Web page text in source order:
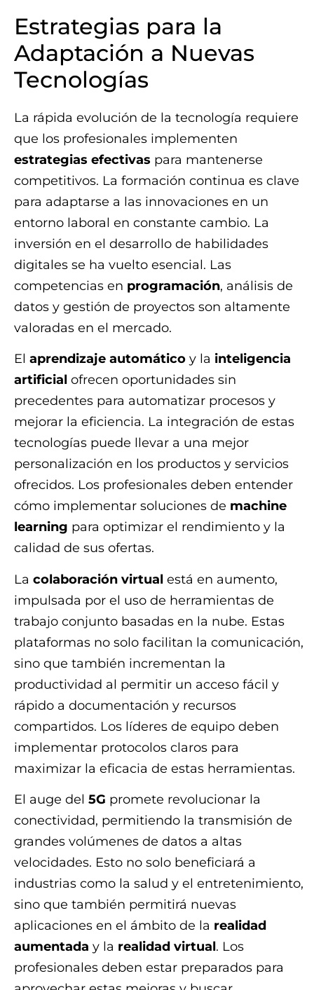
Estrategias para la
Adaptación a Nuevas
Tecnologías
La rápida evolución de la tecnología requiere
que los profesionales implementen
estrategias efectivas para mantenerse
competitivos. La formación continua es clave
para adaptarse a las innovaciones en un
entorno laboral en constante cambio. La
inversión en el desarrollo de habilidades
digitales se ha vuelto esencial. Las
competencias en programación, análisis de
datos y gestión de proyectos son altamente
valoradas en el mercado.
El aprendizaje automático y la inteligencia
artificial ofrecen oportunidades sin
precedentes para automatizar procesos y
mejorar la eficiencia. La integración de estas
tecnologías puede llevar a una mejor
personalización en los productos y servicios
ofrecidos. Los profesionales deben entender
cómo implementar soluciones de machine
learning para optimizar el rendimiento y la
calidad de sus ofertas.
La colaboración virtual está en aumento,
impulsada por el uso de herramientas de
trabajo conjunto basadas en la nube. Estas
plataformas no solo facilitan la comunicación,
sino que también incrementan la
productividad al permitir un acceso fácil y
rápido a documentación y recursos
compartidos. Los líderes de equipo deben
implementar protocolos claros para
maximizar la eficacia de estas herramientas.
El auge del 5G promete revolucionar la
conectividad, permitiendo la transmisión de
grandes volúmenes de datos a altas
velocidades. Esto no solo beneficiará a
industrias como la salud y el entretenimiento,
sino que también permitirá nuevas
aplicaciones en el ámbito de la realidad
aumentada y la realidad virtual. Los
profesionales deben estar preparados para